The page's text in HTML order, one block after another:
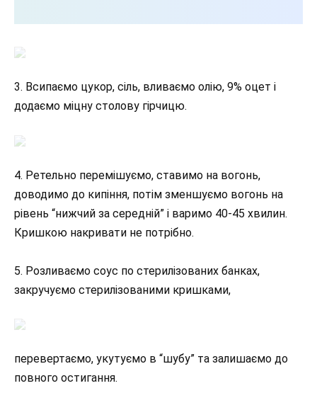
3. Всипаємо цукор, сіль, вливаємо олію, 9% оцет і
додаємо міцну столову гірчицю.
4. Ретельно перемішуємо, ставимо на вогонь,
доводимо до кипіння, потім зменшуємо вогонь на
рівень “нижчий за середній” і варимо 40-45 хвилин.
Кришкою накривати не потрібно.
5. Розливаємо соус по стерилізованих банках,
закручуємо стерилізованими кришками,
перевертаємо, укутуємо в “шубу” та залишаємо до
повного остигання.